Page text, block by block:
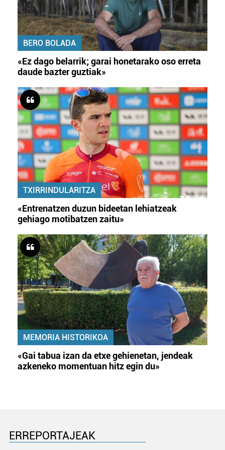
BERO BOLADA
«Ez dago belarrik; garai honetarako oso erreta
daude bazter guztiak»
TXIRRINDULARITZA
«Entrenatzen duzun bideetan lehiatzeak
gehiago motibatzen zaitu»
MEMORIA HISTORIKOA
«Gai tabua izan da etxe gehienetan, jendeak
azkeneko momentuan hitz egin du»
ERREPORTAJEAK